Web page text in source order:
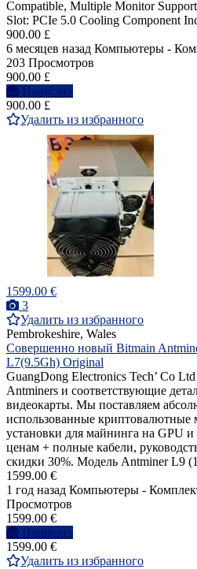
Compatible, Multiple Monitor
Slot: PCIe 5.0 Cooling Component
900.00 £
6 месяцев назад Компьютеры -
203 Просмотров
900.00 £
Написать
900.00 £
Удалить из избранного
1599.00 €
3
Удалить из избранного
Pembrokeshire, Wales
Совершенно новый Bitmain
L7(9.5Gh) Original
GuangDong Electronics Tech’ Co
Antminers и соответствующие
видеокарты. Мы поставляем
использованные
установки для майнинга на GPU
ценам + полные кабели,
скидки 30%. Модель Antminer L9
1599.00 €
1 год назад Компьютеры -
Просмотров
1599.00 €
Написать
1599.00 €
Удалить из избранного